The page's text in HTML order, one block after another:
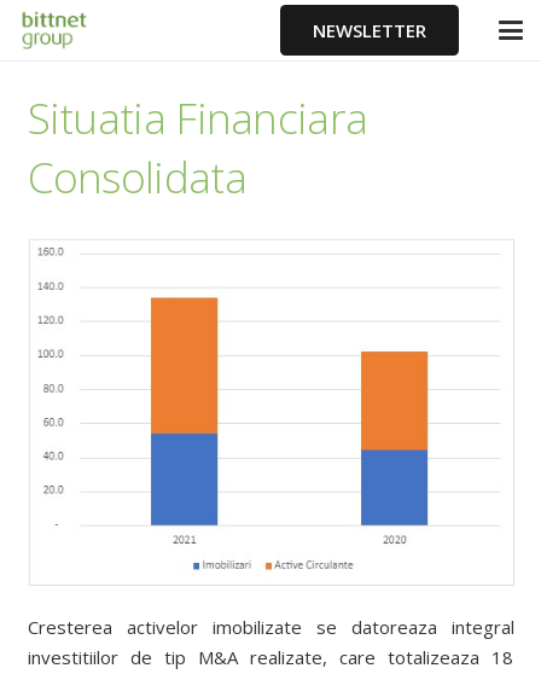
NEWSLETTER
Situatia Financiara
Consolidata
Cresterea activelor imobilizate se datoreaza integral
investitiilor de tip M&A realizate, care totalizeaza 18